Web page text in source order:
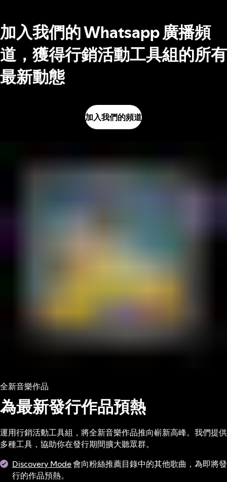
加入我們的 Whatsapp 廣播頻
道，獲得行銷活動工具組的所有
最新動態
加入我們的頻道
全新音樂作品
為最新發行作品預熱
運用行銷活動工具組，將全新音樂作品推向嶄新高峰。我們提供
多種工具，協助你在發行期間擴大聽眾群。
Discovery Mode會向粉絲推薦目錄中的其他歌曲，為即將發
行的作品預熱。